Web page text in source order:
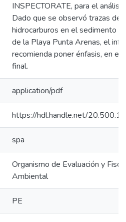
INSPECTORATE, para el
Dado que se observó trazas de
hidrocarburos en el sedimento y
de la Playa Punta Arenas, el
recomienda poner énfasis, en el
final.
application/pdf
https://hdl.handle.net/
spa
Organismo de Evaluación y
Ambiental
PE